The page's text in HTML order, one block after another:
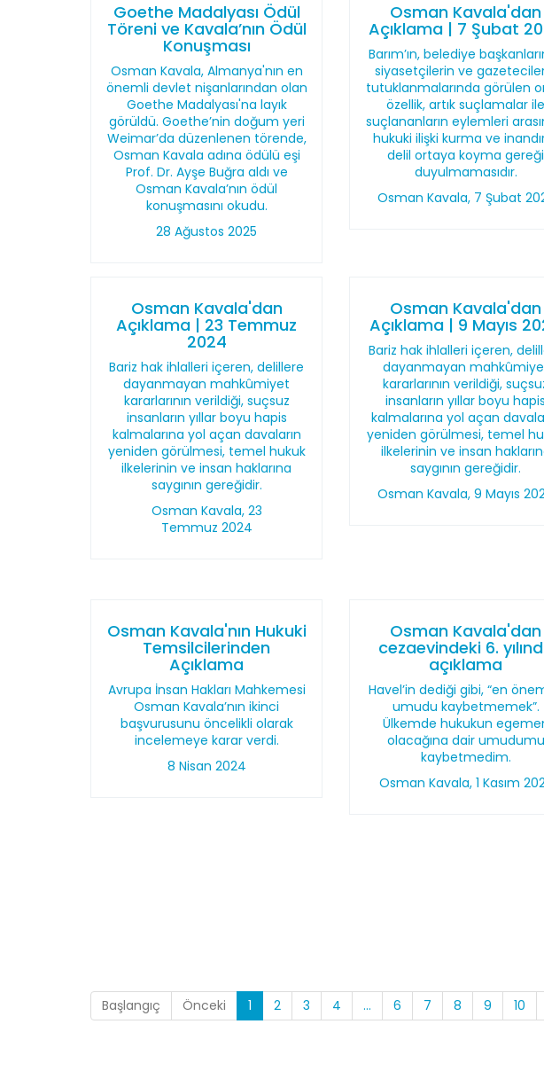
Goethe Madalyası Ödül
Töreni ve Kavala’nın Ödül
Konuşması
Osman Kavala, Almanya'nın en
önemli devlet nişanlarından olan
Goethe Madalyası'na layık
görüldü. Goethe’nin doğum yeri
Weimar’da düzenlenen törende,
Osman Kavala adına ödülü eşi
Prof. Dr. Ayşe Buğra aldı ve
Osman Kavala’nın ödül
konuşmasını okudu.
28 Ağustos 2025
Osman Kavala'dan
Açıklama | 7 Şubat
Barım’ın, belediye
siyasetçilerin ve
tutuklanmalarında görülen
özellik, artık suçlamalar ile
suçlananların eylemleri
hukuki ilişki kurma ve
delil ortaya koyma gereği
duyulmamasıdır.
Osman Kavala, 7 Şubat
Osman Kavala'dan
Açıklama | 23 Temmuz
2024
Bariz hak ihlalleri içeren, delillere
dayanmayan mahkûmiyet
kararlarının verildiği, suçsuz
insanların yıllar boyu hapis
kalmalarına yol açan davaların
yeniden görülmesi, temel hukuk
ilkelerinin ve insan haklarına
saygının gereğidir.
Osman Kavala, 23
Temmuz 2024
Osman Kavala'dan
Açıklama | 9 Mayıs
Bariz hak ihlalleri içeren,
dayanmayan
kararlarının verildiği,
insanların yıllar boyu hapis
kalmalarına yol açan
yeniden görülmesi, temel
ilkelerinin ve insan
saygının gereğidir.
Osman Kavala, 9 Mayıs
Osman Kavala'nın Hukuki
Temsilcilerinden
Açıklama
Avrupa İnsan Hakları Mahkemesi
Osman Kavala’nın ikinci
başvurusunu öncelikli olarak
incelemeye karar verdi.
8 Nisan 2024
Osman Kavala'dan
cezaevindeki 6.
açıklama
Havel’in dediği gibi, “en
umudu kaybetmemek”.
Ülkemde hukukun
olacağına dair umudumu
kaybetmedim.
Osman Kavala, 1 Kasım
Başlangıç Önceki 1 2 3 4 ... 6 7 8 9 10